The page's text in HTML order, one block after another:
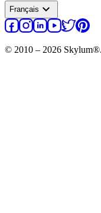
Français expand_more
© 2010 – 2026